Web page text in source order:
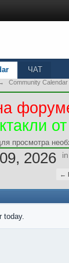
ЧАТ
Community Calendar
просмотра
2026
←
today.